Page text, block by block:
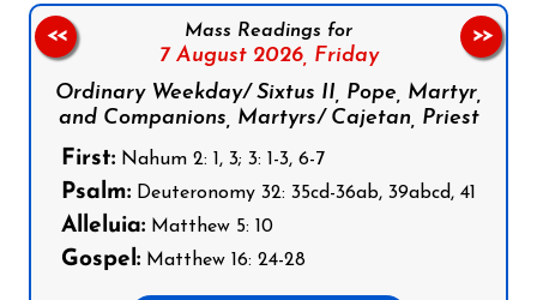
Mass Readings for
7 August 2026, Friday
Ordinary Weekday/ Sixtus II, Pope, Martyr,
and Companions, Martyrs/ Cajetan, Priest
First: Nahum 2: 1, 3; 3: 1-3, 6-7
Psalm: Deuteronomy 32: 35cd-36ab, 39abcd, 41
Alleluia: Matthew 5: 10
Gospel: Matthew 16: 24-28
<< >>